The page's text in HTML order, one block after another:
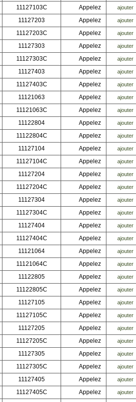
11127103C Appelez ajouter
11127203 Appelez ajouter
11127203C Appelez ajouter
11127303 Appelez ajouter
11127303C Appelez ajouter
11127403 Appelez ajouter
11127403C Appelez ajouter
11121063 Appelez ajouter
11121063C Appelez ajouter
11122804 Appelez ajouter
11122804C Appelez ajouter
11127104 Appelez ajouter
11127104C Appelez ajouter
11127204 Appelez ajouter
11127204C Appelez ajouter
11127304 Appelez ajouter
11127304C Appelez ajouter
11127404 Appelez ajouter
11127404C Appelez ajouter
11121064 Appelez ajouter
11121064C Appelez ajouter
11122805 Appelez ajouter
11122805C Appelez ajouter
11127105 Appelez ajouter
11127105C Appelez ajouter
11127205 Appelez ajouter
11127205C Appelez ajouter
11127305 Appelez ajouter
11127305C Appelez ajouter
11127405 Appelez ajouter
11127405C Appelez ajouter